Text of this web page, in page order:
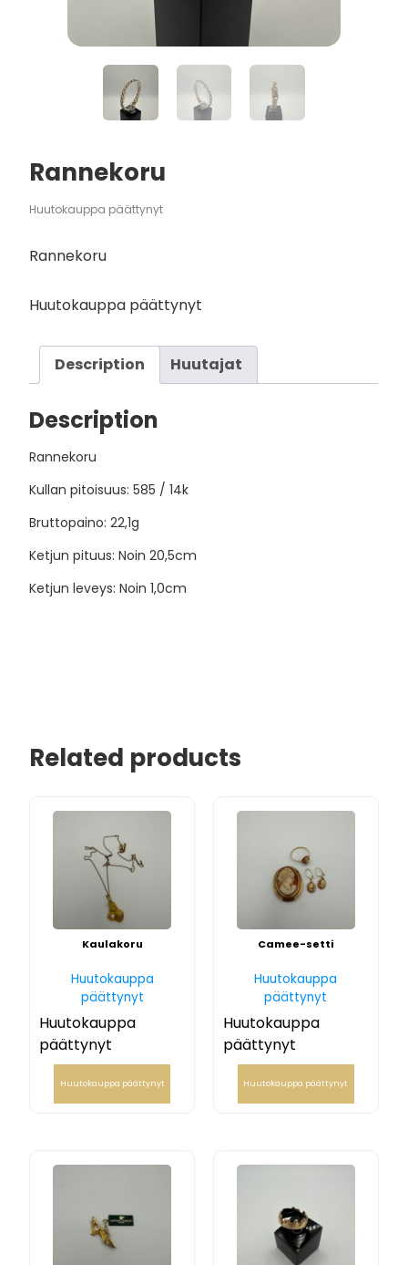
Rannekoru
Huutokauppa päättynyt
Rannekoru
Huutokauppa päättynyt
Description Huutajat
Description
Rannekoru
Kullan pitoisuus: 585 / 14k
Bruttopaino: 22,1g
Ketjun pituus: Noin 20,5cm
Ketjun leveys: Noin 1,0cm
Related products
Kaulakoru
Huutokauppa
päättynyt
Huutokauppa
päättynyt
Huutokauppa päättynyt
Camee-setti
Huutokauppa
päättynyt
Huutokauppa
päättynyt
Huutokauppa päättynyt